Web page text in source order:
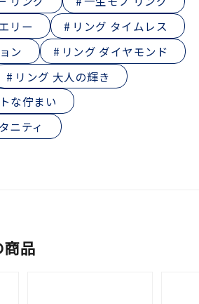
リー
リング タイムレス
ン
リング ダイヤモンド
リング 大人の輝き
な佇まい
ニティ
品